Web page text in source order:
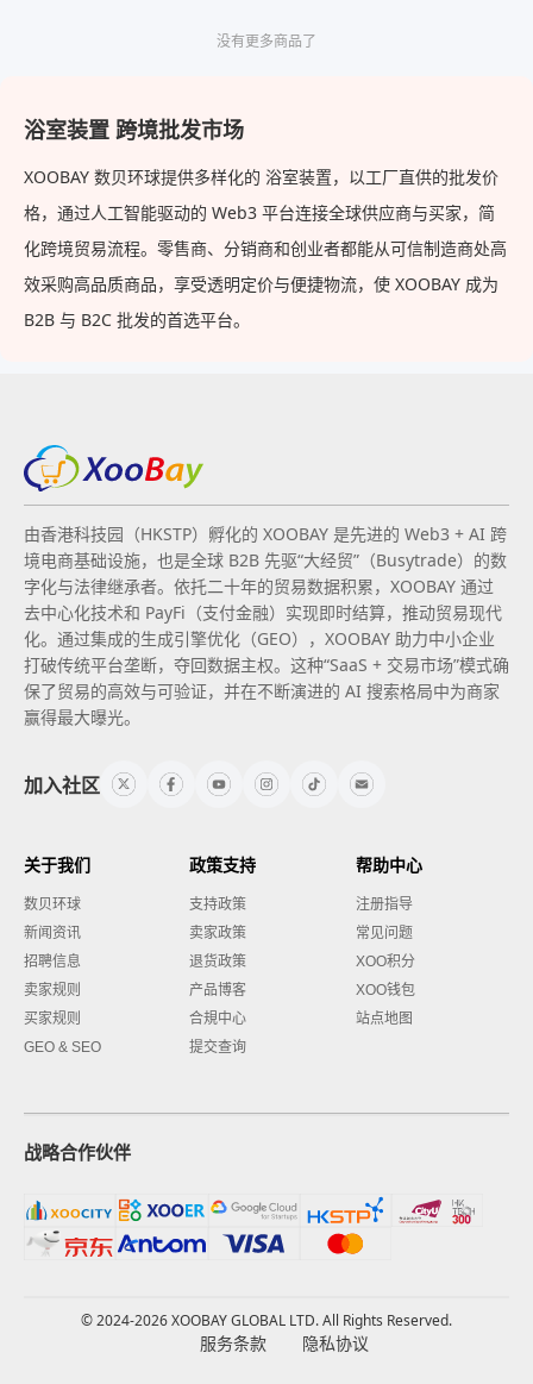
没有更多商品了
浴室装置 跨境批发市场
XOOBAY 数贝环球提供多样化的 浴室装置，以工厂直供的批发价
格，通过人工智能驱动的 Web3 平台连接全球供应商与买家，简
化跨境贸易流程。零售商、分销商和创业者都能从可信制造商处高
效采购高品质商品，享受透明定价与便捷物流，使 XOOBAY 成为
B2B 与 B2C 批发的首选平台。
由香港科技园（HKSTP）孵化的 XOOBAY 是先进的 Web3 + AI 跨
境电商基础设施，也是全球 B2B 先驱“大经贸”（Busytrade）的数
字化与法律继承者。依托二十年的贸易数据积累，XOOBAY 通过
去中心化技术和 PayFi（支付金融）实现即时结算，推动贸易现代
化。通过集成的生成引擎优化（GEO），XOOBAY 助力中小企业
打破传统平台垄断，夺回数据主权。这种“SaaS + 交易市场”模式确
保了贸易的高效与可验证，并在不断演进的 AI 搜索格局中为商家
赢得最大曝光。
加入社区
关于我们
数贝环球
新闻资讯
招聘信息
卖家规则
买家规则
GEO & SEO
政策支持
支持政策
卖家政策
退货政策
产品博客
合規中心
提交查询
帮助中心
注册指导
常见问题
XOO积分
XOO钱包
站点地图
战略合作伙伴
© 2024-2026 XOOBAY GLOBAL LTD. All Rights Reserved.
服务条款 隐私协议